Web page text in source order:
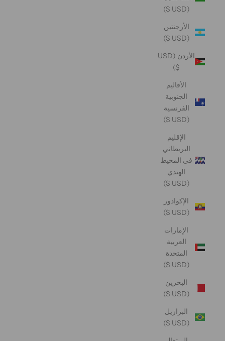
(USD $)
الأرجنتين
(USD $)
الأردن (USD
$)
الأقاليم
الجنوبية
الفرنسية
(USD $)
الإقليم
البريطاني
في المحيط
الهندي
(USD $)
الإكوادور
(USD $)
الإمارات
العربية
المتحدة
(USD $)
البحرين
(USD $)
البرازيل
(USD $)